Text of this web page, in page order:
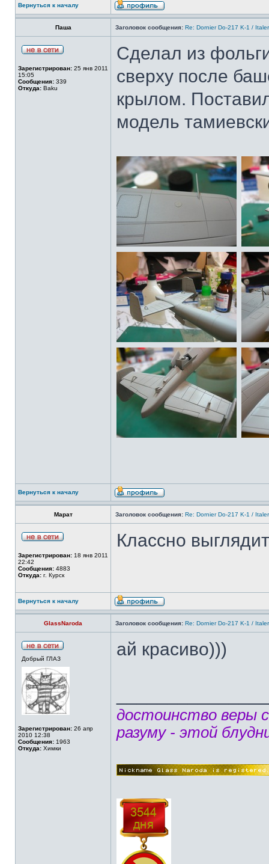
Вернуться к началу
Паша Заголовок сообщения: Re: Dornier Do-217 K-1 /
Зарегистрирован: 25 янв 2011
15:05
Сообщения: 339
Откуда: Baku
Сделал из
сверху после
крылом.
модель
Вернуться к началу
Марат Заголовок сообщения: Re: Dornier Do-217 K-1 /
Зарегистрирован: 18 янв 2011
22:42
Сообщения: 4883
Откуда: г. Курск
Классно
Вернуться к началу
GlassNaroda Заголовок сообщения: Re: Dornier Do-217 K-1 /
Добрый ГЛАЗ
Зарегистрирован: 26 апр
2010 12:38
Сообщения: 1963
Откуда: Химки
ай красиво)))
достоинство веры
разуму - этой